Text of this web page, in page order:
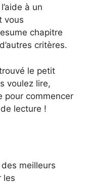
à un
vous
chapitre
critères.
le petit
voulez lire,
pour commencer
lecture !
meilleurs
les